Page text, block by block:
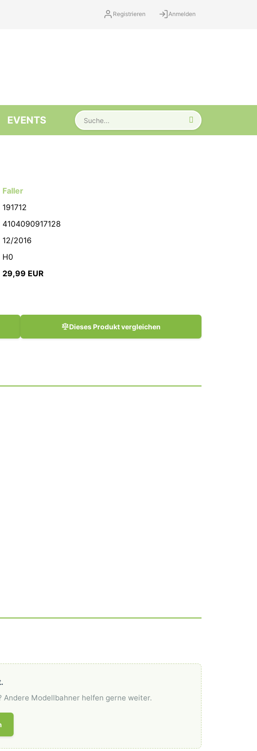
Registrieren Anmelden
EVENTS
Faller
191712
4104090917128
12/2016
H0
29,99 EUR
Dieses Produkt vergleichen
Modellbahner helfen gerne weiter.